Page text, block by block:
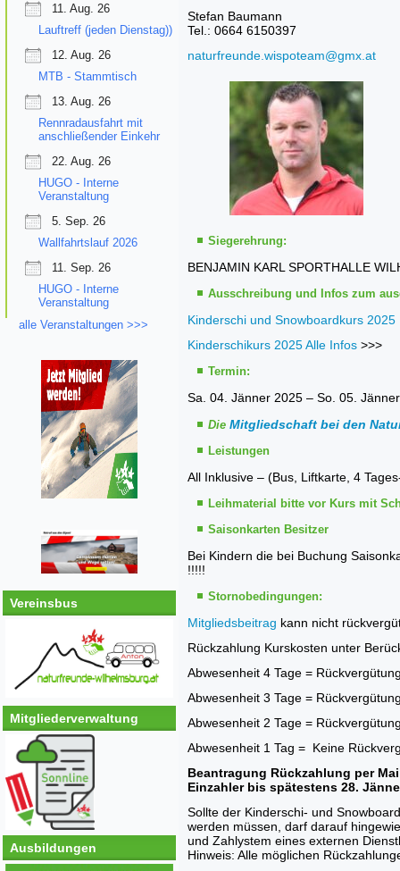
11. Aug. 26
Lauftreff (jeden Dienstag))
12. Aug. 26
MTB - Stammtisch
13. Aug. 26
Rennradausfahrt mit
anschließender Einkehr
22. Aug. 26
HUGO - Interne
Veranstaltung
5. Sep. 26
Wallfahrtslauf 2026
11. Sep. 26
HUGO - Interne
Veranstaltung
alle Veranstaltungen >>>
Vereinsbus
Mitgliederverwaltung
Ausbildungen
Stefan Baumann
Tel.: 0664 6150397
naturfreunde.wispoteam@gmx.at
Siegerehrung:
BENJAMIN KARL SPORTHALLE
Ausschreibung und Infos zum
Kinderschi und Snowboardkurs 2025
Kinderschikurs 2025 Alle Infos >>>
Termin:
Sa. 04. Jänner 2025 – So. 05.
Die Mitgliedschaft bei den
Leistungen
All Inklusive – (Bus, Liftkarte, 4
Leihmaterial bitte vor Kurs mit
Saisonkarten Besitzer
Bei Kindern die bei Buchung
!!!!!
Stornobedingungen:
Mitgliedsbeitrag kann nicht
Rückzahlung Kurskosten unter
Abwesenheit 4 Tage =
Abwesenheit 3 Tage =
Abwesenheit 2 Tage =
Abwesenheit 1 Tag = Keine
Beantragung Rückzahlung per
Einzahler bis spätestens 28.
Sollte der Kinderschi- und
werden müssen, darf darauf
und Zahlystem eines externen
Hinweis: Alle möglichen